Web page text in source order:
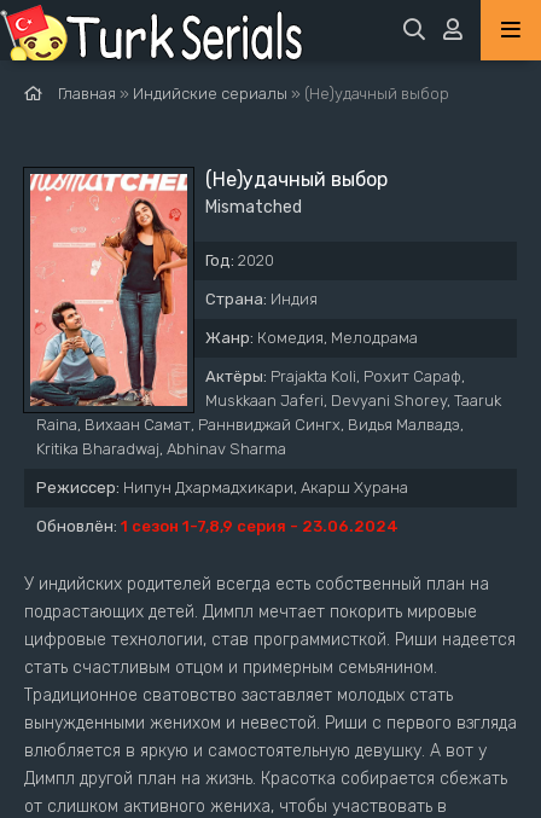
Главная » Индийские сериалы » (Не)удачный выбор
(Не)удачный выбор
Mismatched
Год: 2020
Страна: Индия
Жанр: Комедия, Мелодрама
Актёры: Prajakta Koli, Рохит Сараф,
Muskkaan Jaferi, Devyani Shorey, Taaruk
Raina, Вихаан Самат, Раннвиджай Сингх, Видья Малвадэ,
Kritika Bharadwaj, Abhinav Sharma
Режиссер: Нипун Дхармадхикари, Акарш Хурана
Обновлён: 1 сезон 1-7,8,9 серия - 23.06.2024
У индийских родителей всегда есть собственный план на
подрастающих детей. Димпл мечтает покорить мировые
цифровые технологии, став программисткой. Риши надеется
стать счастливым отцом и примерным семьянином.
Традиционное сватовство заставляет молодых стать
вынужденными женихом и невестой. Риши с первого взгляда
влюбляется в яркую и самостоятельную девушку. А вот у
Димпл другой план на жизнь. Красотка собирается сбежать
от слишком активного жениха, чтобы участвовать в